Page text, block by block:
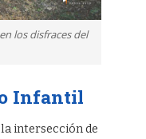
los disfraces del
Infantil
intersección de